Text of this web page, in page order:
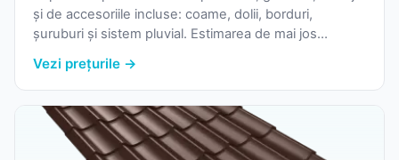
și de accesoriile incluse: coame, dolii, borduri,
șuruburi și sistem pluvial. Estimarea de mai jos
nostru și o marjă uzuală pentru pierderi la debitare.
Vezi prețurile →